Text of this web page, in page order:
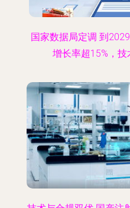
国家数据局定调 到
增长率超15%，